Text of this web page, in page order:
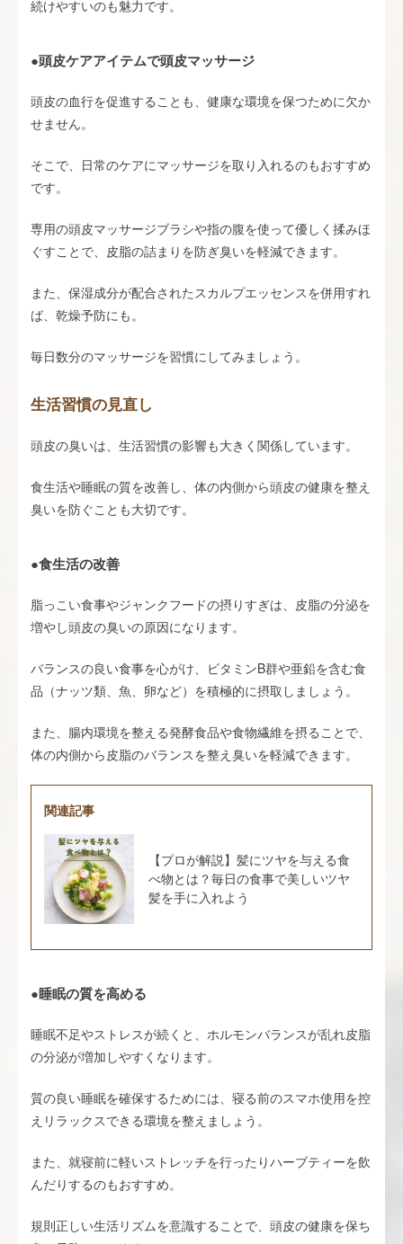
続けやすいのも魅力です。
●頭皮ケアアイテムで頭皮マッサージ
頭皮の血行を促進することも、健康な環境を保つために欠か
せません。
そこで、日常のケアにマッサージを取り入れるのもおすすめ
です。
専用の頭皮マッサージブラシや指の腹を使って優しく揉みほ
ぐすことで、皮脂の詰まりを防ぎ臭いを軽減できます。
また、保湿成分が配合されたスカルプエッセンスを併用すれ
ば、乾燥予防にも。
毎日数分のマッサージを習慣にしてみましょう。
生活習慣の見直し
頭皮の臭いは、生活習慣の影響も大きく関係しています。
食生活や睡眠の質を改善し、体の内側から頭皮の健康を整え
臭いを防ぐことも大切です。
●食生活の改善
脂っこい食事やジャンクフードの摂りすぎは、皮脂の分泌を
増やし頭皮の臭いの原因になります。
バランスの良い食事を心がけ、ビタミンB群や亜鉛を含む食
品（ナッツ類、魚、卵など）を積極的に摂取しましょう。
また、腸内環境を整える発酵食品や食物繊維を摂ることで、
体の内側から皮脂のバランスを整え臭いを軽減できます。
関連記事
【プロが解説】髪にツヤを与える食
べ物とは？毎日の食事で美しいツヤ
髪を手に入れよう
●睡眠の質を高める
睡眠不足やストレスが続くと、ホルモンバランスが乱れ皮脂
の分泌が増加しやすくなります。
質の良い睡眠を確保するためには、寝る前のスマホ使用を控
えリラックスできる環境を整えましょう。
また、就寝前に軽いストレッチを行ったりハーブティーを飲
んだりするのもおすすめ。
規則正しい生活リズムを意識することで、頭皮の健康を保ち